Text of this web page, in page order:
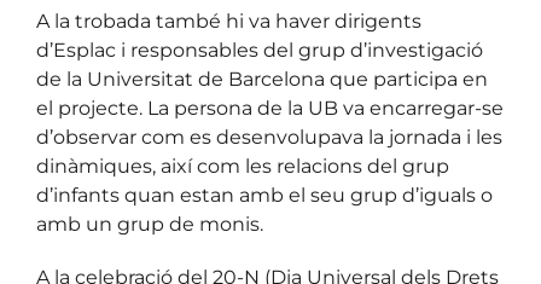
A la trobada també hi va haver dirigents
d’Esplac i responsables del grup d’investigació
de la Universitat de Barcelona que participa en
el projecte. La persona de la UB va encarregar-se
d’observar com es desenvolupava la jornada i les
dinàmiques, així com les relacions del grup
d’infants quan estan amb el seu grup d’iguals o
amb un grup de monis.
A la celebració del 20-N (Dia Universal dels Drets